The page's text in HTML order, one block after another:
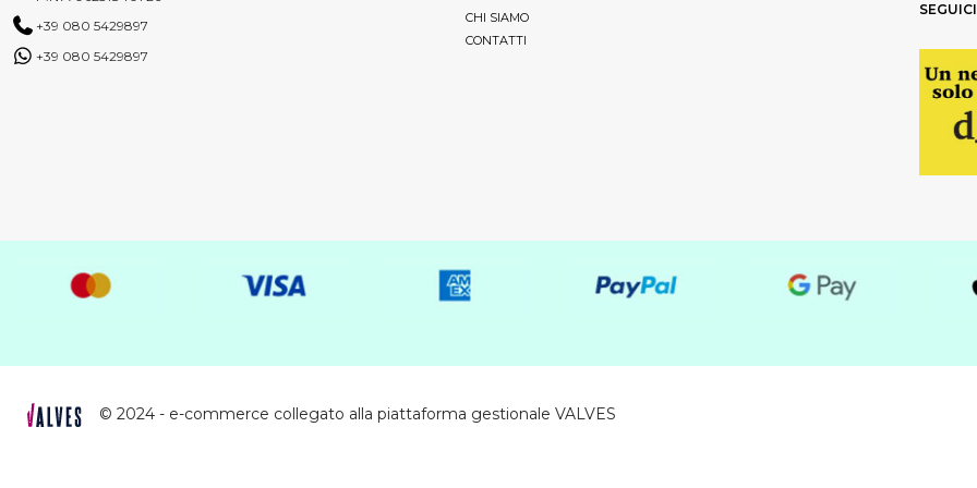
+39 080 5429897
+39 080 5429897
CHI SIAMO
CONTATTI
© 2024 - e-commerce collegato alla piattaforma gestionale VALVES